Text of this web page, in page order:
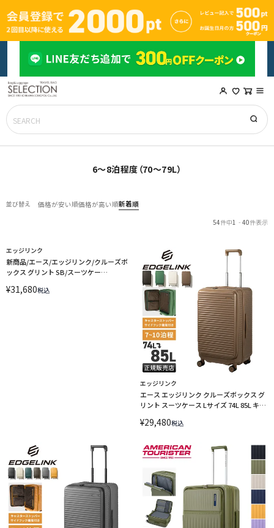
6～8泊程度（70～79L）
並び替え 価格が安い順価格が高い順新着順
54件中1 - 40件表示
エッジリンク
新商品/エース/エッジリンク/クルーズボ
ックス グリント SB/スーツケー
¥31,680税込
エッジリンク
エース エッジリンク クルーズボックス グ
リント スーツケース Lサイズ 74L 85L キャ
GLINT edgelink-09146
¥29,480税込